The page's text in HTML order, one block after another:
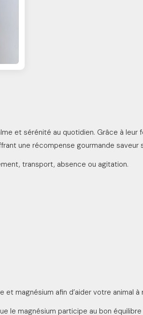
et sérénité au quotidien. Grâce à leur
une récompense gourmande saveur
transport, absence ou agitation.
magnésium afin d’aider votre animal
le magnésium participe au bon